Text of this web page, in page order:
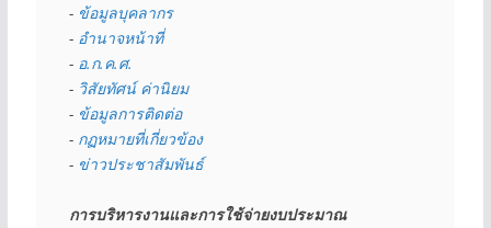
- ข้อมูลบุคลากร
- อำนาจหน้าที่
- อ.ก.ค.ศ.
- วิสัยทัศน์ ค่านิยม
- ข้อมูลการติดต่อ
- กฏหมายที่เกี่ยวข้อง
- ข่าวประชาสัมพันธ์
การบริหารงานและการใช้จ่ายงบประมาณ